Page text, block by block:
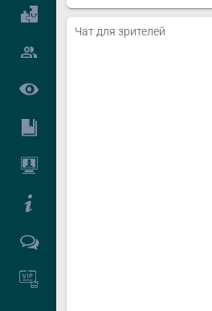
Чат для зрителей